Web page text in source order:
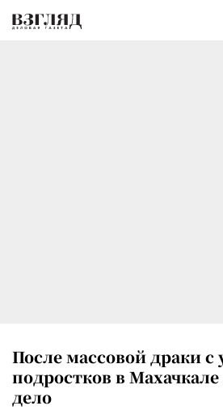
После массовой драки с
подростков в
дело